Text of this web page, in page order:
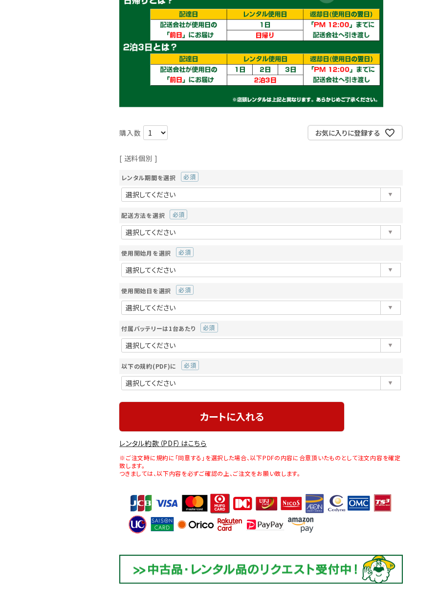
お気に入りに登録する
送料個別
レンタル期間を選択
(必
配送方法を選択
(必
須)
使用開始月を選択
(必
使用開始日を選択
(必
付属バッテリーは1台あたり
(必
以下の規約(PDF)に
(必
カートに入れる
レンタル約款（PDF）はこちら
※ご注文時に規約に「同意する」を選択した場合、以下PDFの内容に合意頂いたものとして注文内容を確定
致します。
つきましては、以下内容を必ずご確認の上、ご注文をお願い致します。